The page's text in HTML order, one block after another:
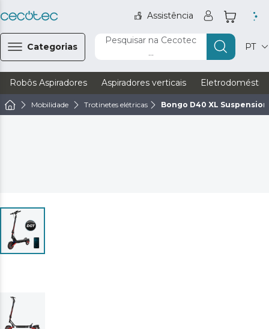
Assistência
Categorias
Pesquisar na Cecotec
...
PT
Robôs Aspiradores Aspiradores verticais
Mobilidade Trotinetes elétricas Bongo D40 XL